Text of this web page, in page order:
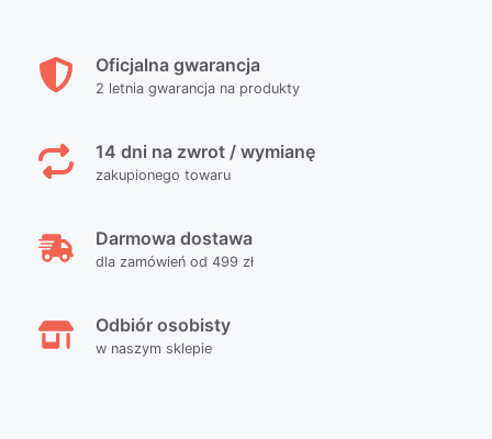
Oficjalna gwarancja
2 letnia gwarancja na produkty
14 dni na zwrot / wymianę
zakupionego towaru
Darmowa dostawa
dla zamówień od 499 zł
Odbiór osobisty
w naszym sklepie